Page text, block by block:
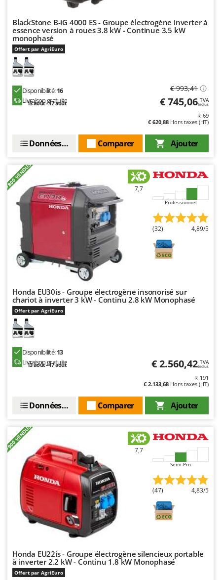
Tondeuses autoportées
Tondeuses débroussailleuses thermiques
Trancheuses
Trancheuses de sol
Transpalettes
Treuils de débardage
Tronçonneuses
Vibroculteurs à tracteur
Lampacrescia - MGM
Landxcape
LAR Casalinghi
Lavor
Linea VZ
Lisam
Lotusgrill
Macom
Makita
MAMMAMIA
Marcato
Marina Systems
Master
Mastercook
Masterpro
MCH
Michelin
Mille
Minox
More than chef
Mowox
N
New O.M.R.A.
Nilfisk
Ninja
Novatec
Novital
NuAir
O
Officine Savioli
BlackStone B-iG 4000 ES - Groupe électrogène inverter à
essence version à roues 3.8 kW - Continue 3.5 kW
monophasé
Offert par AgriEuro
Disponibilité:16
Livraison gratuite
13 août - 17 août
€ 993,41
€ 745,06 TVA
Inclus
R-69
€ 620,88 Hors taxes (HT)
Ajouter
Comparer
Données techniques
+800 VENDUS 7,7
Professionnel
(32) 4,89/5
Honda EU30is - Groupe électrogène insonorisé sur
chariot à inverter 3 kW - Continu 2.8 kW Monophasé
Offert par AgriEuro
Disponibilité:13
Livraison gratuite
13 août - 17 août € 2.560,42 TVA
Inclus
R-191
€ 2.133,68 Hors taxes (HT)
Ajouter
Comparer
Données techniques
+900 VENDUS 7,7
Semi-Pro
(47) 4,83/5
Honda EU22is - Groupe électrogène silencieux portable
à inverter 2.2 kW - Continu 1.8 kW Monophasé
Offert par AgriEuro